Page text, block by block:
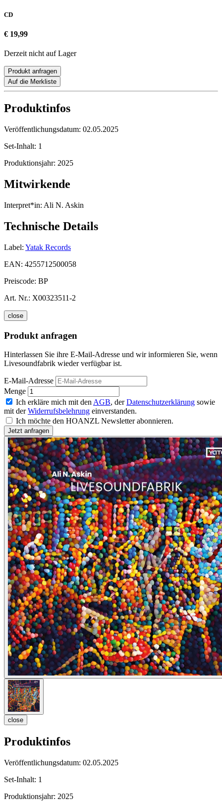
CD
€ 19,99
Derzeit nicht auf Lager
Produkt anfragen
Auf die Merkliste
Produktinfos
Veröffentlichungsdatum: 02.05.2025
Set-Inhalt: 1
Produktionsjahr: 2025
Mitwirkende
Interpret*in: Ali N. Askin
Technische Details
Label: Yatak Records
EAN: 4255712500058
Preiscode: BP
Art. Nr.: X00323511-2
close
Produkt anfragen
Hinterlassen Sie ihre E-Mail-Adresse und wir informieren Sie, wenn
Livesoundfabrik wieder verfügbar ist.
E-Mail-Adresse
Menge
Ich erkläre mich mit den AGB, derDatenschutzerklärung sowie
mit derWiderrufsbelehrung einverstanden.
Ich möchte den HOANZL Newsletter abonnieren.
close
Produktinfos
Veröffentlichungsdatum: 02.05.2025
Set-Inhalt: 1
Produktionsjahr: 2025